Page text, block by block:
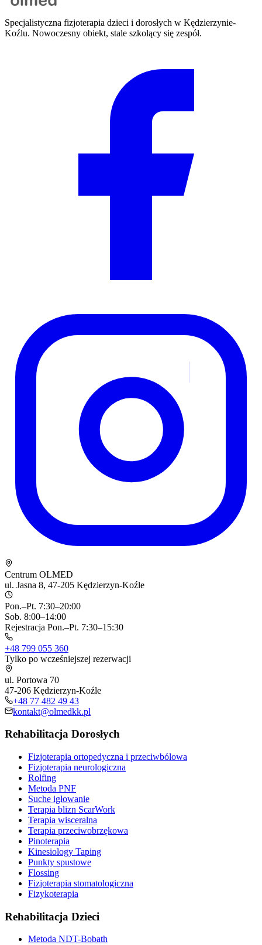
Specjalistyczna fizjoterapia dzieci i dorosłych w Kędzierzynie-
Koźlu. Nowoczesny obiekt, stale szkolący się zespół.
Centrum OLMED
ul. Jasna 8, 47-205 Kędzierzyn-Koźle
Pon.–Pt. 7:30–20:00
Sob. 8:00–14:00
Rejestracja Pon.–Pt. 7:30–15:30
+48 799 055 360
Tylko po wcześniejszej rezerwacji
ul. Portowa 70
47-206 Kędzierzyn-Koźle
+48 77 482 49 43
kontakt@olmedkk.pl
Rehabilitacja Dorosłych
Fizjoterapia ortopedyczna i przeciwbólowa
Fizjoterapia neurologiczna
Rolfing
Metoda PNF
Suche igłowanie
Terapia blizn ScarWork
Terapia wisceralna
Terapia przeciwobrzękowa
Pinoterapia
Kinesiology Taping
Punkty spustowe
Flossing
Fizjoterapia stomatologiczna
Fizykoterapia
Rehabilitacja Dzieci
Metoda NDT-Bobath